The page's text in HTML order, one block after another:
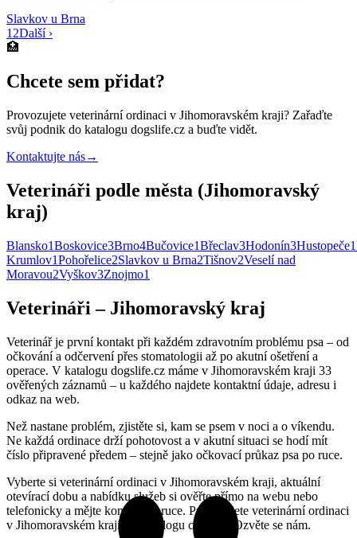
Slavkov u Brna
1 2Další ›
🏥
Chcete sem přidat?
Provozujete veterinární ordinaci v Jihomoravském kraji? Zařaďte
svůj podnik do katalogu dogslife.cz a buďte vidět.
Kontaktujte nás→
Veterináři podle města (Jihomoravský
kraj)
Blansko1Boskovice3Brno4Bučovice1Břeclav3Hodonín3Hustopeče1
Krumlov1Pohořelice2Slavkov u Brna2Tišnov2Veselí nad
Moravou2Vyškov3Znojmo1
Veterináři – Jihomoravský kraj
Veterinář je první kontakt při každém zdravotním problému psa – od
očkování a odčervení přes stomatologii až po akutní ošetření a
operace. V katalogu dogslife.cz máme v Jihomoravském kraji 33
ověřených záznamů – u každého najdete kontaktní údaje, adresu i
odkaz na web.
Než nastane problém, zjistěte si, kam se psem v noci a o víkendu.
Ne každá ordinace drží pohotovost a v akutní situaci se hodí mít
číslo připravené předem – stejně jako očkovací průkaz psa po ruce.
Vyberte si veterinární ordinaci v Jihomoravském kraji, aktuální
otevírací dobu a nabídku služeb si ověřte přímo na webu nebo
telefonicky a mějte kontakt po ruce. Provozujete veterinární ordinaci
v Jihomoravském kraji a v katalogu chybíte? Ozvěte se nám.